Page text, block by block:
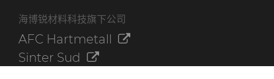
海博锐材料科技旗下公司
AFC Hartmetall
Sinter Sud